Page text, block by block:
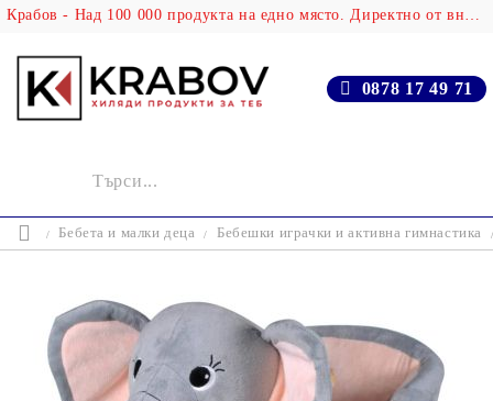
Крабов - Над 100 000 продукта на едно място. Директно от вносителя!
0878 17 49 71
Бебета и малки деца Бебешки играчки и активна гимнастика